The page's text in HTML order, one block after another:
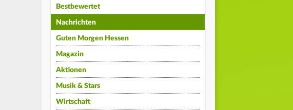
Bestbewertet
Nachrichten
Guten Morgen Hessen
Magazin
Aktionen
Musik & Stars
Wirtschaft